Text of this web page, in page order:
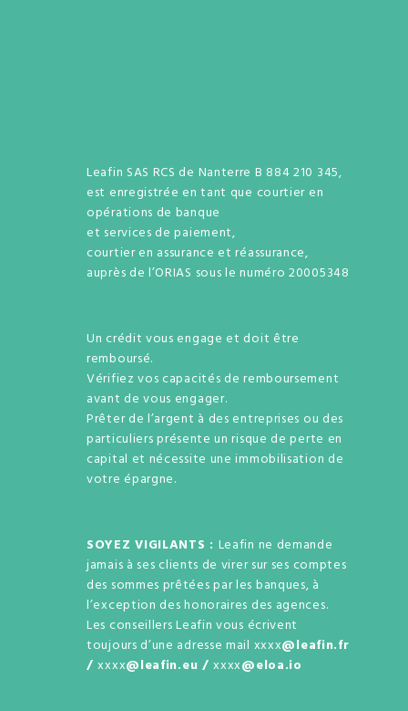
Leafin SAS RCS de Nanterre B 884 210 345,
est enregistrée en tant que courtier en
opérations de banque
et services de paiement,
courtier en assurance et réassurance,
auprès de l’ORIAS sous le numéro 20005348
Un crédit vous engage et doit être
remboursé.
Vérifiez vos capacités de remboursement
avant de vous engager.
Prêter de l’argent à des entreprises ou des
particuliers présente un risque de perte en
capital et nécessite une immobilisation de
votre épargne.
SOYEZ VIGILANTS : Leafin ne demande
jamais à ses clients de virer sur ses comptes
des sommes prêtées par les banques, à
l’exception des honoraires des agences.
Les conseillers Leafin vous écrivent
toujours d’une adresse mail xxxx@leafin.fr
/xxxx@leafin.eu /xxxx@eloa.io